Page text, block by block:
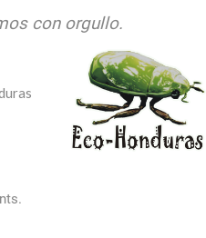
con orgullo.